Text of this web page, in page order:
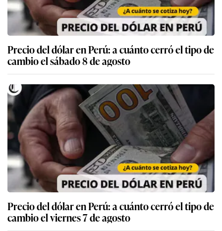
Precio del dólar en Perú: a cuánto cerró el tipo de
cambio el sábado 8 de agosto
Precio del dólar en Perú: a cuánto cerró el tipo de
cambio el viernes 7 de agosto